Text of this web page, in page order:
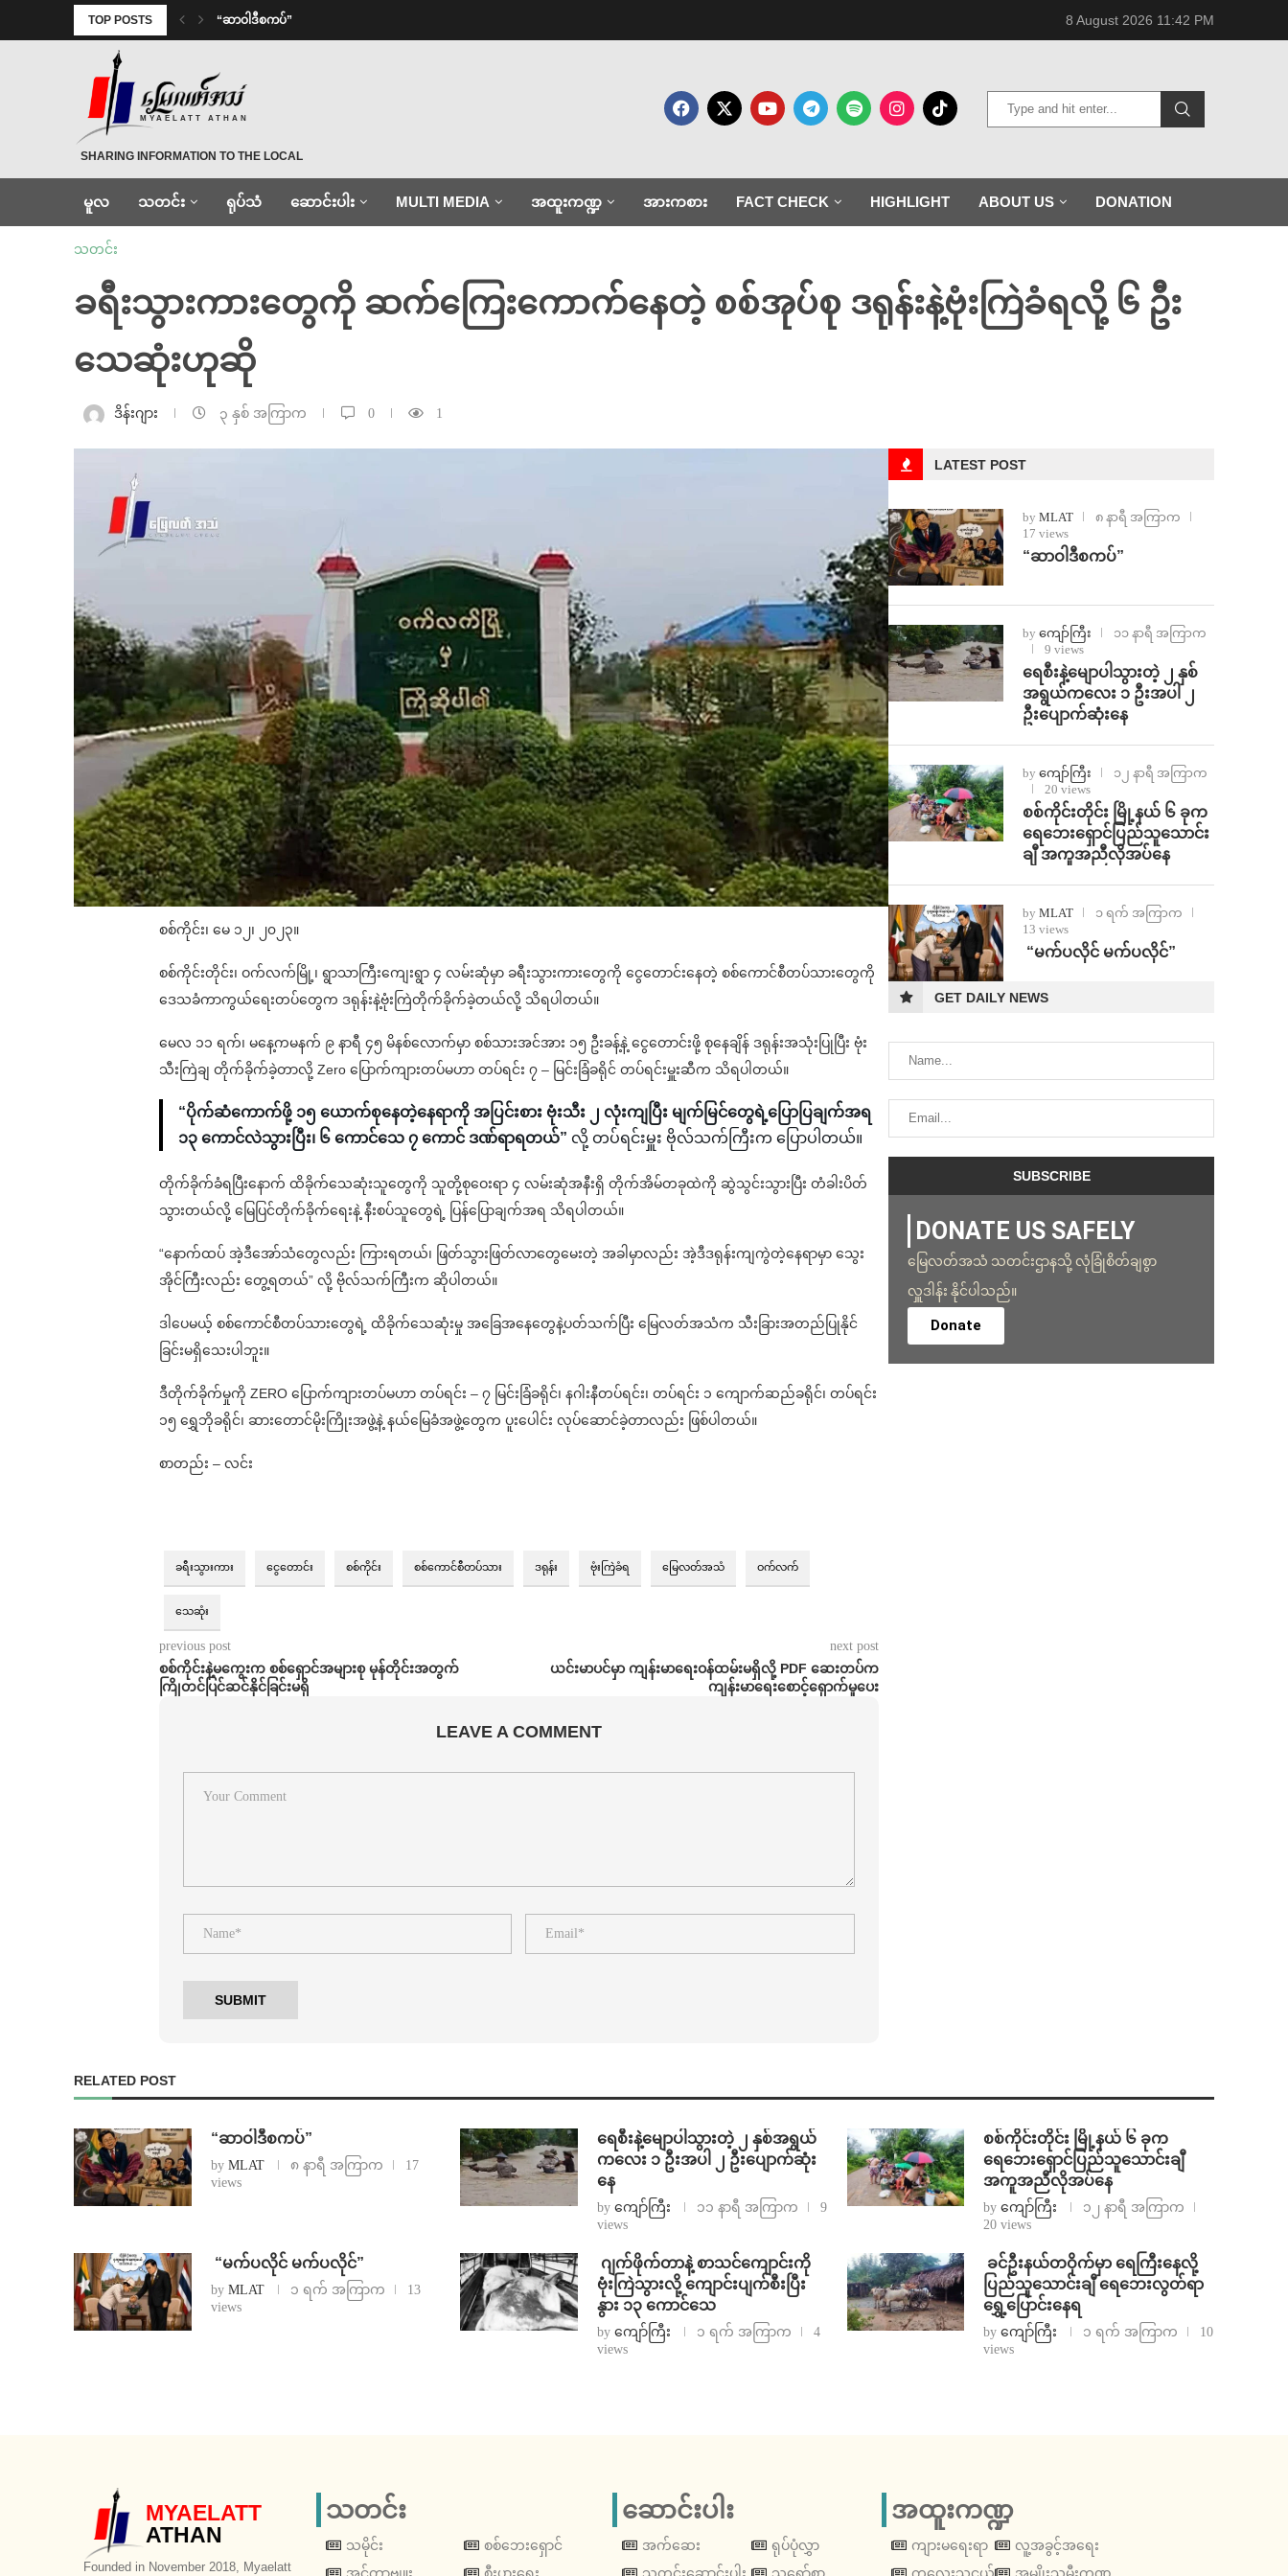
TOP POSTS “ဆာဝါဒီစကပ်” 8 August 2026 11:42 PM
MYAELATT ATHAN
SHARING INFORMATION TO THE LOCAL
မူလ သတင်း ရုပ်သံ ဆောင်းပါး MULTI MEDIA အထူးကဏ္ဍ အားကစား FACT CHECK HIGHLIGHT ABOUT US DONATION
သတင်း
ခရီးသွားကားတွေကို ဆက်ကြေးကောက်နေတဲ့ စစ်အုပ်စု ဒရုန်းနဲ့ဗုံးကြဲခံရလို့ ၆ ဦး
သေဆုံးဟုဆို
ဒိန်းဂျား ၃ နှစ် အကြာက 0 1
စစ်ကိုင်း၊ မေ ၁၂၊ ၂၀၂၃။
စစ်ကိုင်းတိုင်း၊ ဝက်လက်မြို့၊ ရွာသာကြီးကျေးရွာ ၄ လမ်းဆုံမှာ ခရီးသွားကားတွေကို ငွေတောင်းနေတဲ့ စစ်ကောင်စီတပ်သားတွေကို
ဒေသခံကာကွယ်ရေးတပ်တွေက ဒရုန်းနဲ့ဗုံးကြဲတိုက်ခိုက်ခဲ့တယ်လို့ သိရပါတယ်။
မေလ ၁၁ ရက်၊ မနေ့ကမနက် ၉ နာရီ ၄၅ မိနစ်လောက်မှာ စစ်သားအင်အား ၁၅ ဦးခန့်နဲ့ ငွေတောင်းဖို့ စုနေချိန် ဒရုန်းအသုံးပြုပြီး ဗုံး
သီးကြဲချ တိုက်ခိုက်ခဲ့တာလို့ Zero ပြောက်ကျားတပ်မဟာ တပ်ရင်း ၇ – မြင်းခြံခရိုင် တပ်ရင်းမှူးဆီက သိရပါတယ်။
“ပိုက်ဆံကောက်ဖို့ ၁၅ ယောက်စုနေတဲ့နေရာကို အပြင်းစား ဗုံးသီး ၂ လုံးကျပြီး မျက်မြင်တွေရဲ့ပြောပြချက်အရ
၁၃ ကောင်လဲသွားပြီး၊ ၆ ကောင်သေ ၇ ကောင် ဒဏ်ရာရတယ်” လို့ တပ်ရင်းမှူး ဗိုလ်သက်ကြီးက ပြောပါတယ်။
တိုက်ခိုက်ခံရပြီးနောက် ထိခိုက်သေဆုံးသူတွေကို သူတို့စုဝေးရာ ၄ လမ်းဆုံအနီးရှိ တိုက်အိမ်တခုထဲကို ဆွဲသွင်းသွားပြီး တံခါးပိတ်
သွားတယ်လို့ မြေပြင်တိုက်ခိုက်ရေးနဲ့ နီးစပ်သူတွေရဲ့ ပြန်ပြောချက်အရ သိရပါတယ်။
“နောက်ထပ် အဲ့ဒီအော်သံတွေလည်း ကြားရတယ်၊ ဖြတ်သွားဖြတ်လာ‌တွေမေးတဲ့ အခါမှာလည်း အဲ့ဒီဒရုန်းကျကွဲတဲ့နေရာမှာ သွေး
အိုင်ကြီးလည်း တွေ့ရတယ်” လို့ ဗိုလ်သက်ကြီးက ဆိုပါတယ်။
ဒါပေမယ့် စစ်ကောင်စီတပ်သားတွေရဲ့ ထိခိုက်သေဆုံးမှု အခြေအနေတွေနဲ့ပတ်သက်ပြီး မြေလတ်အသံက သီးခြားအတည်ပြုနိုင်
ခြင်းမရှိသေးပါဘူး။
ဒီတိုက်ခိုက်မှုကို ZERO ပြောက်ကျားတပ်မဟာ တပ်ရင်း – ၇ မြင်းခြံခရိုင်၊ နဂါးနီတပ်ရင်း၊ တပ်ရင်း ၁ ကျောက်ဆည်ခရိုင်၊ တပ်ရင်း
၁၅ ရွှေဘိုခရိုင်၊ ဆားတောင်မိုးကြိုးအဖွဲ့နဲ့ နယ်မြေခံအဖွဲ့တွေက ပူးပေါင်း လုပ်ဆောင်ခဲ့တာလည်း ဖြစ်ပါတယ်။
စာတည်း – လင်း
ခရီးသွားကား ငွေတောင်း စစ်ကိုင်း စစ်ကောင်စီတပ်သား ဒရုန်း ဗုံးကြဲခံရ မြေလတ်အသံ ဝက်လက်
သေဆုံး
previous post
စစ်ကိုင်းနဲ့မကွေးက စစ်ရှောင်အများစု မုန်တိုင်းအတွက်
ကြိုတင်ပြင်ဆင်နိုင်ခြင်းမရှိ
next post
ယင်းမာပင်မှာ ကျန်းမာရေးဝန်ထမ်းမရှိလို့ PDF ဆေးတပ်က
ကျန်းမာရေးစောင့်ရှောက်မှုပေး
LEAVE A COMMENT
LATEST POST
by MLAT
၈ နာရီ အကြာက
17 views
“ဆာဝါဒီစကပ်”
by ကျော်ကြီး
၁၁ နာရီ အကြာက
9 views
ရေစီးနဲ့မျောပါသွားတဲ့ ၂ နှစ်
အရွယ်ကလေး ၁ ဦးအပါ ၂
ဦးပျောက်ဆုံးနေ
by ကျော်ကြီး
၁၂ နာရီ အကြာက
20 views
စစ်ကိုင်းတိုင်း မြို့နယ် ၆ ခုက
ရေဘေးရှောင်ပြည်သူသောင်း
ချီ အကူအညီလိုအပ်နေ
by MLAT
၁ ရက် အကြာက
13 views
⁨ ⁨“မက်ပလိုင် မက်ပလိုင်”
GET DAILY NEWS
DONATE US SAFELY
မြေလတ်အသံ သတင်းဌာနသို့ လုံခြုံစိတ်ချစွာ
လှူဒါန်း နိုင်ပါသည်။
Donate
RELATED POST
“ဆာဝါဒီစကပ်”
by MLAT ၈ နာရီ အကြာက
17
views
ရေစီးနဲ့မျောပါသွားတဲ့ ၂ နှစ်အရွယ်
ကလေး ၁ ဦးအပါ ၂ ဦးပျောက်ဆုံး
နေ
by ကျော်ကြီး ၁၁ နာရီ အကြာက
9
views
စစ်ကိုင်းတိုင်း မြို့နယ် ၆ ခုက
ရေဘေးရှောင်ပြည်သူသောင်းချီ
အကူအညီလိုအပ်နေ
byကျော်ကြီး
၁၂ နာရီ အကြာက
20 views
⁨ ⁨“မက်ပလိုင် မက်ပလိုင်”
by MLAT ၁ ရက် အကြာက
13
views
⁨⁩ ⁨ဂျက်ဖိုက်တာနဲ့ စာသင်ကျောင်းကို
ဗုံးကြဲသွားလို့ ကျောင်းပျက်စီးပြီး
နွား ၁၃ ကောင်သေ
by ကျော်ကြီး ၁ ရက် အကြာက
4
views
⁩ ⁨ခင်ဦးနယ်တဝိုက်မှာ ရေကြီးနေလို့
ပြည်သူသောင်းချီ ရေဘေးလွတ်ရာ
ရွှေ့ပြောင်းနေရ
byကျော်ကြီး ၁ ရက် အကြာက
10
views
MYAELATT
ATHAN
Founded in November 2018, Myaelatt
သတင်း
သမိုင်း
စစ်ဘေးရှောင်
ဆောင်းပါး
အက်ဆေး
ရုပ်ပုံလွှာ
အထူးကဏ္ဍ
ကျားမရေးရာ
လူ့အခွင့်အရေး